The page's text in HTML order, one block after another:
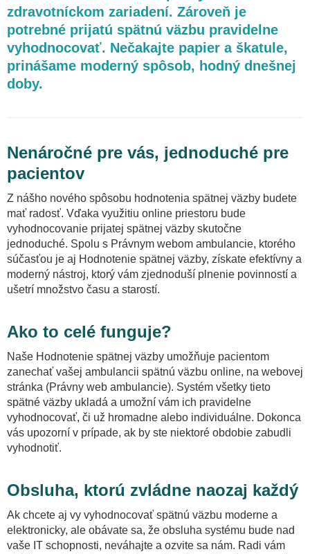
Zastupovanie ambulancie pri kontrole zdravotnej poisťovne
Založenie lekárne
Predaj alebo kúpa lekárne
GDPR pre lekárne
Všeobecné zmluvné podmienky lekárne
Dokumenty pre internetový výdaj
Zastupovanie pri inšpekcii ŠÚKL
Zastupovanie lekárne pred súdmi
zdravotníckom zariadení. Zároveň je
potrebné prijatú spätnú väzbu pravidelne
vyhodnocovať. Nečakajte papier a škatule,
prinášame moderný spôsob, hodný dnešnej
doby.
Nenáročné pre vás, jednoduché pre
pacientov
Z nášho nového spôsobu hodnotenia spätnej väzby budete
mať radosť. Vďaka využitiu online priestoru bude
vyhodnocovanie prijatej spätnej väzby skutočne
jednoduché. Spolu s Právnym webom ambulancie, ktorého
súčasťou je aj Hodnotenie spätnej väzby, získate efektívny a
moderný nástroj, ktorý vám zjednoduší plnenie povinností a
ušetrí množstvo času a starostí.
Ako to celé funguje?
Naše Hodnotenie spätnej väzby umožňuje pacientom
zanechať vašej ambulancii spätnú väzbu online, na webovej
stránka (Právny web ambulancie). Systém všetky tieto
spätné väzby ukladá a umožní vám ich pravidelne
vyhodnocovať, či už hromadne alebo individuálne. Dokonca
vás upozorní v prípade, ak by ste niektoré obdobie zabudli
vyhodnotiť.
Obsluha, ktorú zvládne naozaj každý
Ak chcete aj vy vyhodnocovať spätnú väzbu moderne a
elektronicky, ale obávate sa, že obsluha systému bude nad
vaše IT schopnosti, neváhajte a ozvite sa nám. Radi vám